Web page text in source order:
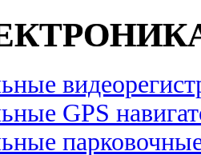
GPS